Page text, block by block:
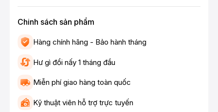
Chinh sách sản phẩm
Hàng chính hãng - Bảo hành tháng
Hư gì đổi nấy 1 tháng đầu
Miễn phí giao hàng toàn quốc
Kỹ thuật viên hỗ trợ trực tuyến